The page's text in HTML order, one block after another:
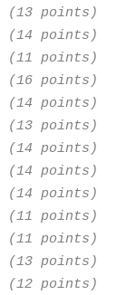
(13 points)
(14 points)
(11 points)
(16 points)
(14 points)
(13 points)
(14 points)
(14 points)
(14 points)
(11 points)
(11 points)
(13 points)
(12 points)